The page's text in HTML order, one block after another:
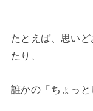
たとえば、思い
たり、
誰かの「ちょっ